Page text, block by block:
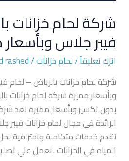
شركة لحام خزانات
فيبر جلاس
اترك تعليقاً/لحام خزانات/
rashed
شركة لحام خزانات بالرياض – لحام
وبأسعار مميزة شركة لحام خزانات
بدون تكسير وبأسعار مميزة تعد
الرائدة في مجال لحام خزانات
نقدم خدمات متكاملة واحترافية
المياه في الخزانات . نعمل علي